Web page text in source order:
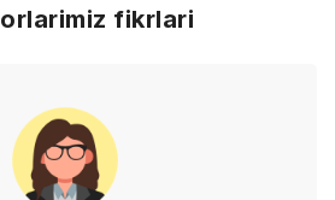
fikrlari